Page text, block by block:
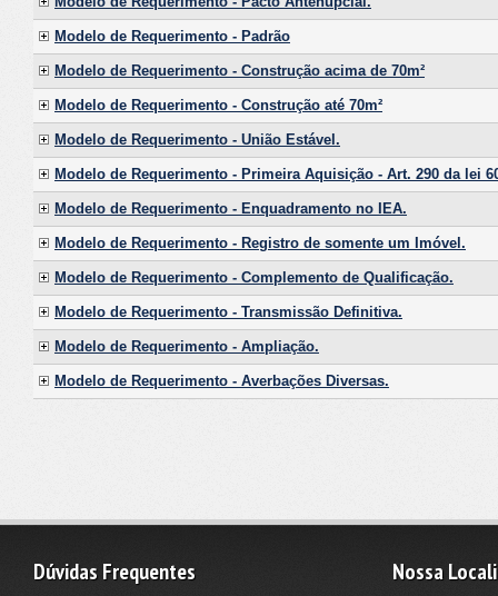
Modelo de Requerimento - Padrão
Modelo de Requerimento - Construção acima de 70m²
Modelo de Requerimento - Construção até 70m²
Modelo de Requerimento - União Estável.
Modelo de Requerimento - Primeira Aquisição - Art. 290 da lei
Modelo de Requerimento - Enquadramento no IEA.
Modelo de Requerimento - Registro de somente um Imóvel.
Modelo de Requerimento - Complemento de Qualificação.
Modelo de Requerimento - Transmissão Definitiva.
Modelo de Requerimento - Ampliação.
Modelo de Requerimento - Averbações Diversas.
Dúvidas Frequentes Nossa